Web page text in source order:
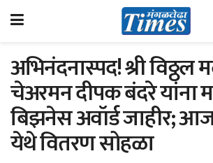
अभिनंदनास्पद! श्री विठ्ठल
चेअरमन दीपक बंदरे यांना
बिझनेस अवॉर्ड जाहीर;
येथे वितरण सोहळा